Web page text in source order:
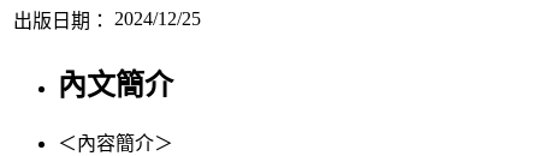
出版日期：
2024/12/25
內文簡介
＜內容簡介＞